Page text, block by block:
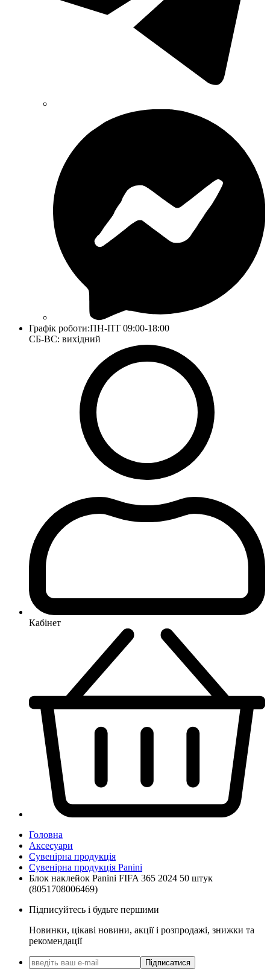
Графік роботи:ПН-ПТ 09:00-18:00
СБ-ВС: вихідний
Кабінет
Головна
Аксесуари
Сувенірна продукція
Сувенірна продукція Panini
Блок наклейок Panini FIFA 365 2024 50 штук
(8051708006469)
Підписуйтесь і будьте першими
Новинки, цікаві новини, акції і розпродажі, знижки та
рекомендації
Підписатися